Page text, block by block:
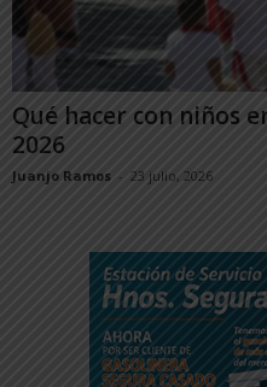
Qué hacer con niños
2026
Juanjo Ramos - 23 julio, 2026